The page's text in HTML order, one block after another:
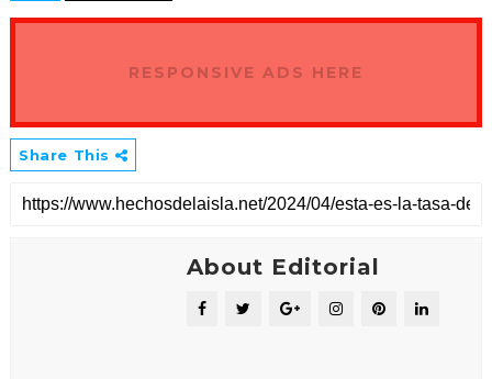
RESPONSIVE ADS HERE
Share This
About Editorial